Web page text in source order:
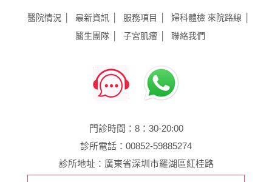
醫院情況 最新資訊 服務項目 婦科體檢 來院路線
醫生團隊
子宮肌瘤 聯絡我們
門診時間：8：30-20:00
診所電話：00852-59885274
診所地址：廣東省深圳市羅湖區紅桂路